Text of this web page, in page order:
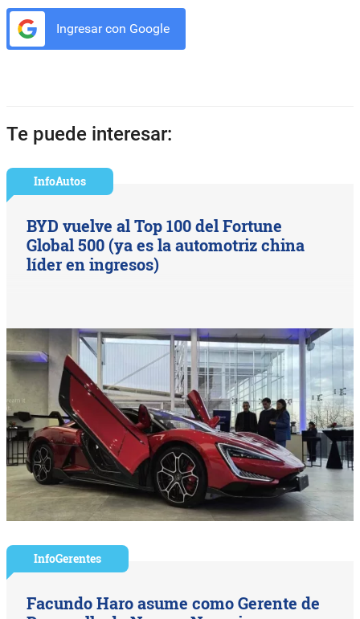
Ingresar con Google
Te puede interesar:
InfoAutos
BYD vuelve al Top 100 del Fortune
Global 500 (ya es la automotriz china
líder en ingresos)
InfoGerentes
Facundo Haro asume como Gerente de